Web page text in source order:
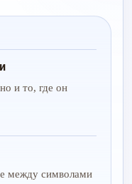
и то, где он
между символами